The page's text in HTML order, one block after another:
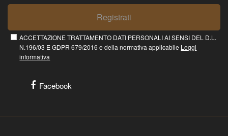
Registrati
ACCETTAZIONE TRATTAMENTO DATI PERSONALI AI SENSI DEL D.L.
N.196/03 E GDPR 679/2016 e della normativa applicabile Leggi
informativa
Facebook